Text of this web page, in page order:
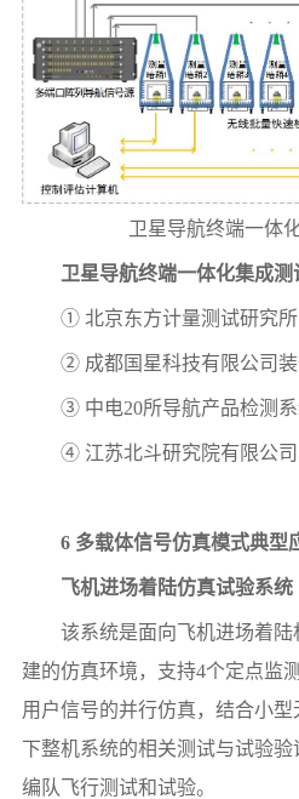
卫星导航终端一体
卫星导航终端一体化集成
① 北京东方计量测试研究
② 成都国星科技有限公司
③ 中电20所导航产品检测
④ 江苏北斗研究院有限公
6 多载体信号仿真模式典型
飞机进场着陆仿真试验系统
该系统是面向飞机进场着
建的仿真环境，支持4个定点监
用户信号的并行仿真，结合小
下整机系统的相关测试与试验
编队飞行测试和试验。